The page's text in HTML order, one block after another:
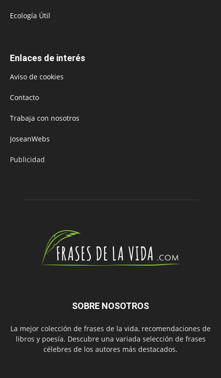
Ecología Útil
Enlaces de interés
Aviso de cookies
Contacto
Trabaja con nosotros
JoseanWebs
Publicidad
SOBRE NOSOTROS
La mejor colección de frases de la vida, recomendaciones de
libros y poesía. Descubre una variada selección de frases
célebres de los autores más destacados.